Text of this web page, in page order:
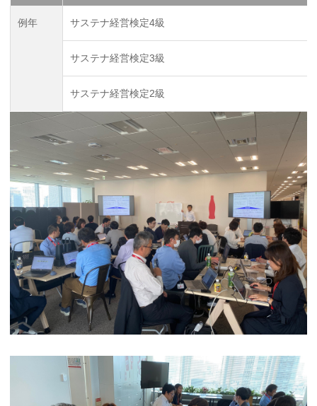
例年 サステナ経営検定4級
サステナ経営検定3級
サステナ経営検定2級